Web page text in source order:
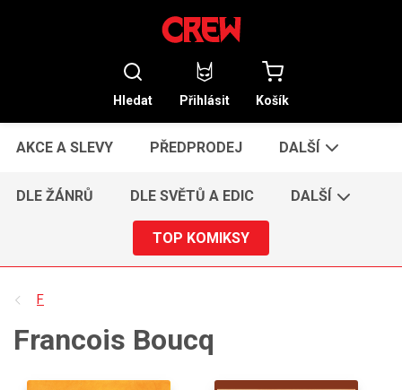
Hledat Přihlásit Košík
AKCE A SLEVY PŘEDPRODEJ DALŠÍ
DLE ŽÁNRŮ DLE SVĚTŮ A EDIC DALŠÍ
TOP KOMIKSY
F
Francois Boucq